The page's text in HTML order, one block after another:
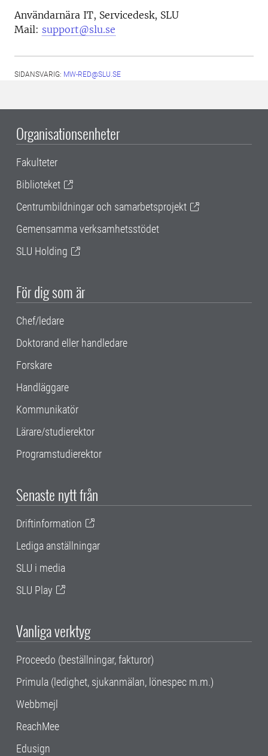
Användarnära IT, Servicedesk, SLU
Mail: support@slu.se
SIDANSVARIG: MW-RED@SLU.SE
Organisationsenheter
Fakulteter
Biblioteket
Centrumbildningar och samarbetsprojekt
Gemensamma verksamhetsstödet
SLU Holding
För dig som är
Chef/ledare
Doktorand eller handledare
Forskare
Handläggare
Kommunikatör
Lärare/studierektor
Programstudierektor
Senaste nytt från
Driftinformation
Lediga anställningar
SLU i media
SLU Play
Vanliga verktyg
Proceedo (beställningar, fakturor)
Primula (ledighet, sjukanmälan, lönespec m.m.)
Webbmejl
ReachMee
Edusign